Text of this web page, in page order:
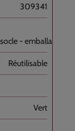
309341
- emballage [...]
Réutilisable
Vert